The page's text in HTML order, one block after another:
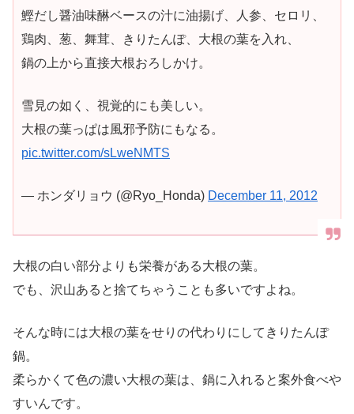
鰹だし醤油味醂ベースの汁に油揚げ、人参、セロリ、
鶏肉、葱、舞茸、きりたんぽ、大根の葉を入れ、
鍋の上から直接大根おろしかけ。
雪見の如く、視覚的にも美しい。
大根の葉っぱは風邪予防にもなる。
pic.twitter.com/sLweNMTS
— ホンダリョウ (@Ryo_Honda) December 11, 2012
大根の白い部分よりも栄養がある大根の葉。
でも、沢山あると捨てちゃうことも多いですよね。
そんな時には大根の葉をせりの代わりにしてきりたんぽ
鍋。
柔らかくて色の濃い大根の葉は、鍋に入れると案外食べや
すいんです。